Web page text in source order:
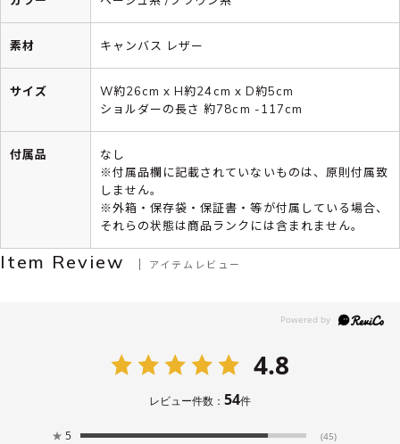
素材 キャンバス レザー
サイズ
W約26cm x H約24cm x D約5cm
ショルダーの長さ 約78cm -117cm
付属品
なし
※付属品欄に記載されていないものは、原則付属致
しません。
※外箱・保存袋・保証書・等が付属している場合、
それらの状態は商品ランクには含まれません。
Item Review アイテムレビュー
4.8
レビュー件数： 54件
★ 5 (45)